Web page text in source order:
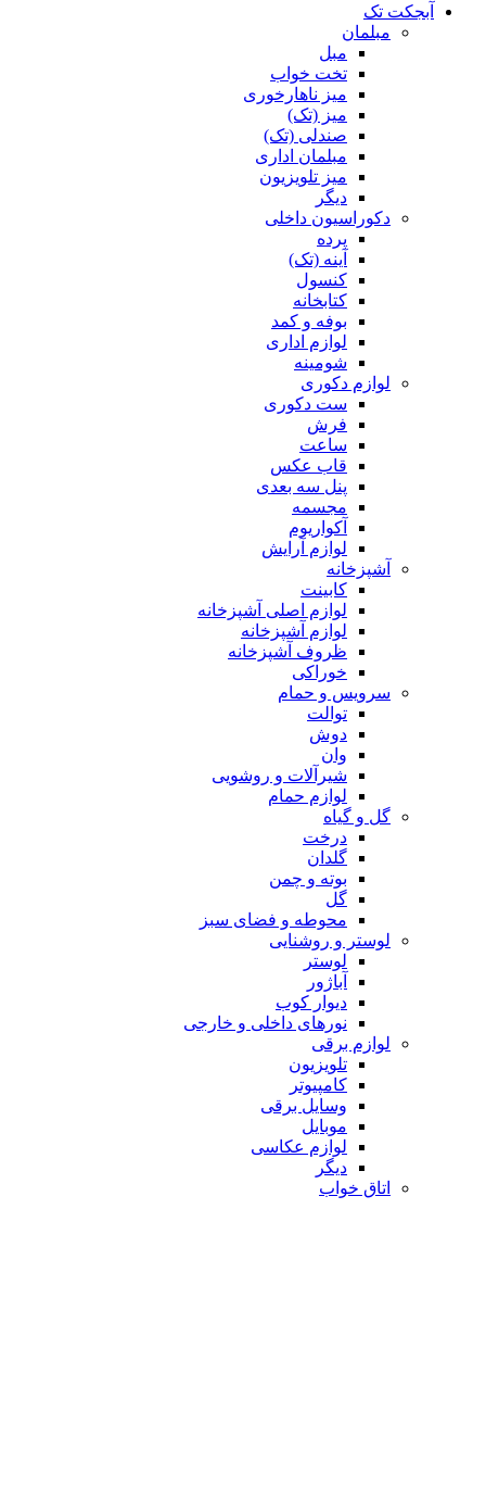
آبجکت تک
مبلمان
مبل
تخت خواب
میز ناهارخوری
میز (تک)
صندلی (تک)
مبلمان اداری
میز تلویزیون
دیگر
دکوراسیون داخلی
پرده
آینه (تک)
کنسول
کتابخانه
بوفه و کمد
لوازم اداری
شومینه
لوازم دکوری
ست دکوری
فرش
ساعت
قاب عکس
پنل سه بعدی
مجسمه
آکواریوم
لوازم آرایش
آشپزخانه
کابینت
لوازم اصلی آشپزخانه
لوازم آشپزخانه
ظروف آشپزخانه
خوراکی
سرویس و حمام
توالت
دوش
وان
شیرآلات و روشویی
لوازم حمام
گل و گیاه
درخت
گلدان
بوته و چمن
گل
محوطه و فضای سبز
لوستر و روشنایی
لوستر
آباژور
دیوار کوب
نورهای داخلی و خارجی
لوازم برقی
تلویزیون
کامپیوتر
وسایل برقی
موبایل
لوازم عکاسی
دیگر
اتاق خواب